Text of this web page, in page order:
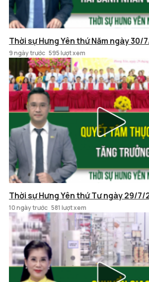
Thời sự Hưng Yên thứ Năm ngày 30/
9 ngày trước 595 lượt xem
Thời sự Hưng Yên thứ Tư ngày 29/7/
10 ngày trước 581 lượt xem